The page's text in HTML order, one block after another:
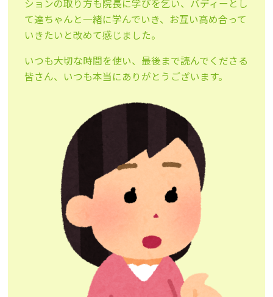
ションの取り方も院長に学びを乞い、バディーとし
て達ちゃんと一緒に学んでいき、お互い高め合って
いきたいと改めて感じました。
いつも大切な時間を使い、最後まで読んでくださる
皆さん、いつも本当にありがとうございます。